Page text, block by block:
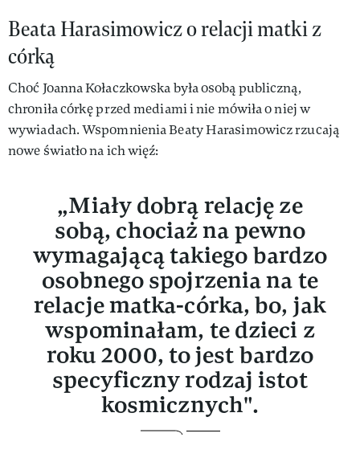
Beata Harasimowicz o relacji matki z
córką
Choć Joanna Kołaczkowska była osobą publiczną,
chroniła córkę przed mediami i nie mówiła o niej w
wywiadach. Wspomnienia Beaty Harasimowicz rzucają
nowe światło na ich więź:
„Miały dobrą relację ze
sobą, chociaż na pewno
wymagającą takiego bardzo
osobnego spojrzenia na te
relacje matka-córka, bo, jak
wspominałam, te dzieci z
roku 2000, to jest bardzo
specyficzny rodzaj istot
kosmicznych".